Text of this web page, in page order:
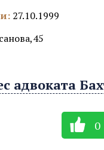
27.10.1999
адвоката
0